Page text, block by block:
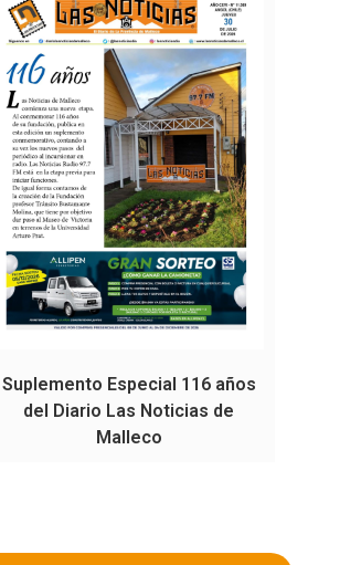
Suplemento Especial 116 años
del Diario Las Noticias de
Malleco